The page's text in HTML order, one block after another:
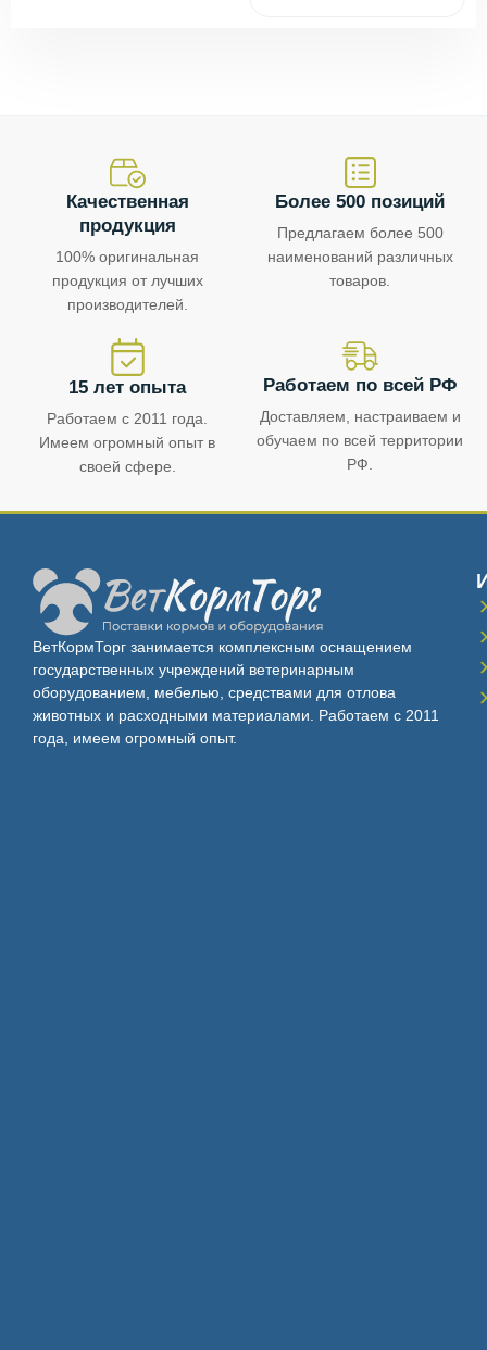
Качественная
продукция
100% оригинальная
продукция от лучших
производителей.
Более 500 позиций
Предлагаем более 500
наименований различных
товаров.
15 лет опыта
Работаем с 2011 года.
Имеем огромный опыт в
своей сфере.
Работаем по всей РФ
Доставляем, настраиваем и
обучаем по всей территории
РФ.
ВетКормТорг занимается комплексным оснащением
государственных учреждений ветеринарным
оборудованием, мебелью, средствами для отлова
животных и расходными материалами. Работаем с 2011
года, имеем огромный опыт.